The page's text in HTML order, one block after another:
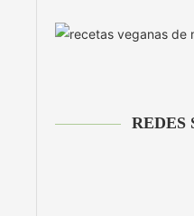
REDES